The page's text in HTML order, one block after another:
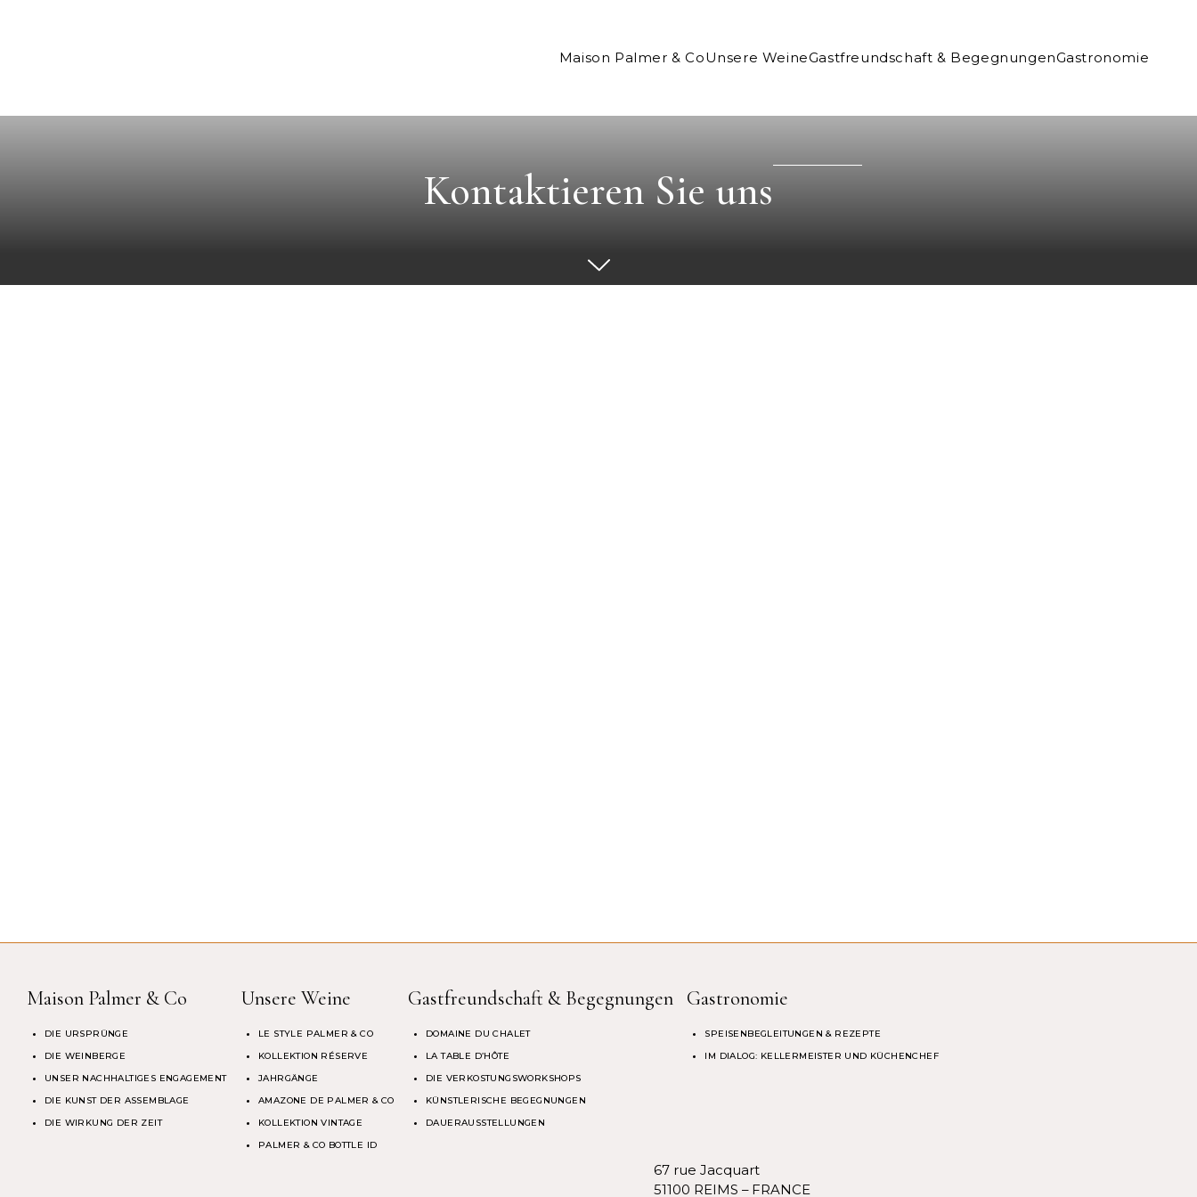
Maison Palmer & CoUnsere WeineGastfreundschaft & BegegnungenGastronomie
Kontaktieren Sie uns
Maison Palmer & Co
DIE URSPRÜNGE
DIE WEINBERGE
UNSER NACHHALTIGES ENGAGEMENT
DIE KUNST DER ASSEMBLAGE
DIE WIRKUNG DER ZEIT
Unsere Weine
LE STYLE PALMER & CO
KOLLEKTION RÉSERVE
JAHRGÄNGE
AMAZONE DE PALMER & CO
KOLLEKTION VINTAGE
PALMER & CO BOTTLE ID
Gastfreundschaft & Begegnungen
DOMAINE DU CHALET
LA TABLE D’HÔTE
DIE VERKOSTUNGSWORKSHOPS
KÜNSTLERISCHE BEGEGNUNGEN
DAUERAUSSTELLUNGEN
Gastronomie
SPEISENBEGLEITUNGEN & REZEPTE
IM DIALOG: KELLERMEISTER UND KÜCHENCHEF
67 rue Jacquart
51100 REIMS – FRANCE